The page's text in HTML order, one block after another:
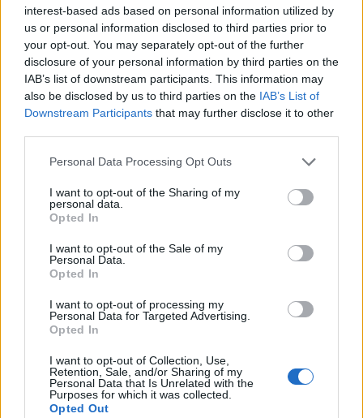
interest-based ads based on personal information utilized by
us or personal information disclosed to third parties prior to
your opt-out. You may separately opt-out of the further
disclosure of your personal information by third parties on the
IAB’s list of downstream participants. This information may
also be disclosed by us to third parties on the IAB’s List of
Downstream Participants that may further disclose it to other
Personal Data Processing Opt Outs
I want to opt-out of the Sharing of my
personal data.
Opted In
I want to opt-out of the Sale of my
Personal Data.
Opted In
I want to opt-out of processing my
Personal Data for Targeted Advertising.
Opted In
I want to opt-out of Collection, Use,
Retention, Sale, and/or Sharing of my
Personal Data that Is Unrelated with the
Purposes for which it was collected.
Opted Out
Ειδήσεις 5-8-2026
ΑΠΟΨΕΙΣ
Εδώ Παππάς, εκεί Παππάς, που είναι
ο ΣΥΡΙΖΑ και οι Κιλκισιώτες